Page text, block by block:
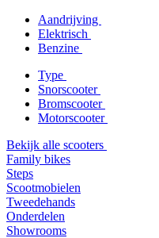
Aandrijving
Elektrisch
Benzine
Type
Snorscooter
Bromscooter
Motorscooter
Bekijk alle scooters
Family bikes
Steps
Scootmobielen
Tweedehands
Onderdelen
Showrooms